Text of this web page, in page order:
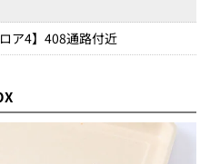
ア4】408通路付近